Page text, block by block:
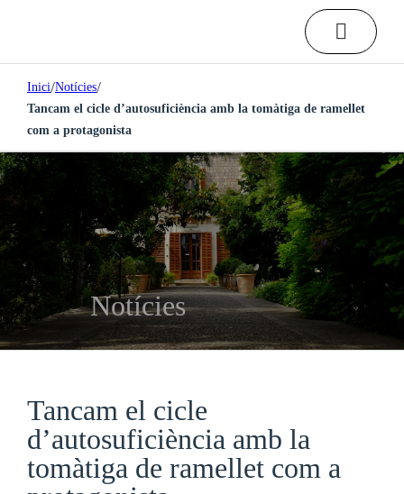
Inici/Notícies/
Tancam el cicle d’autosuficiència amb la tomàtiga de ramellet
com a protagonista
Notícies
Tancam el cicle
d’autosuficiència amb la
tomàtiga de ramellet com a